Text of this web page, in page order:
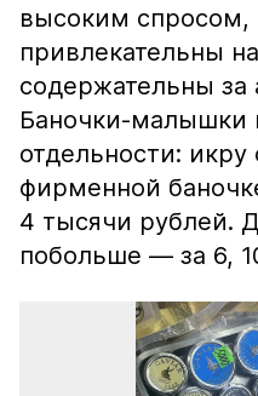
высоким спросом,
привлекательны
содержательны за
Баночки-малышки
отдельности:
фирменной
4 тысячи рублей.
побольше — за 6,